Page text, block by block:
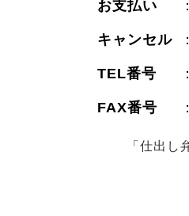
お支払い ：
キャンセル ：
TEL番号 ：
FAX番号 ：
「仕出し